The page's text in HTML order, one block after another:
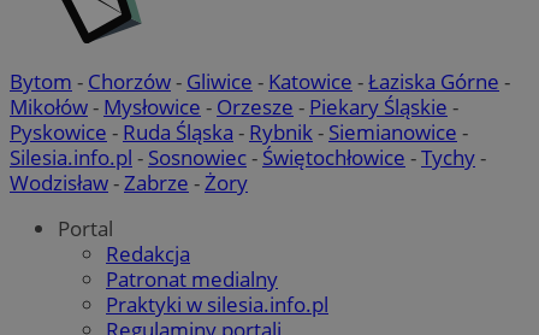
Bytom - Chorzów- Gliwice - Katowice -Łaziska Górne -
Mikołów- Mysłowice - Orzesze - Piekary Śląskie -
Pyskowice - Ruda Śląska - Rybnik- Siemianowice -
Silesia.info.pl - Sosnowiec- Świętochłowice -Tychy-
Wodzisław-Zabrze -Żory
Portal
Redakcja
Patronat medialny
Praktyki w silesia.info.pl